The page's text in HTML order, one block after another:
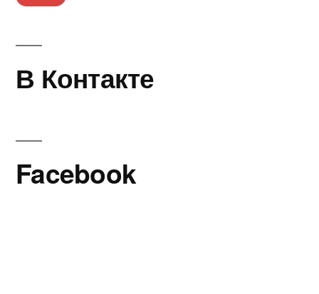
В Контакте
Facebook